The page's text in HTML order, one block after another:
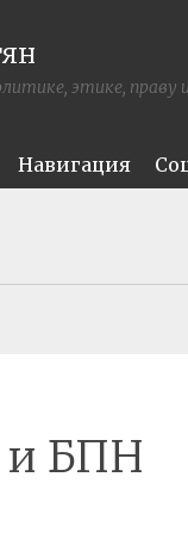
этике,
Навигация
и БПН